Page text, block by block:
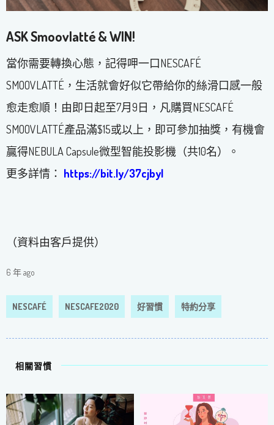
ASK Smoovlatté & WIN!
當你需要轉換心態，記得呷一口NESCAFÉ
SMOOVLATTÉ，生活就會好似它帶給你的絲滑口感一般
愈走愈順！由即日起至7月9日，凡購買NESCAFÉ
SMOOVLATTÉ產品滿$15或以上，即可參加抽獎，有機會
贏得NEBULA Capsule微型智能投影機（共10名）。
更多詳情： https://bit.ly/37cjbyI
（資料由客戶提供）
6 年 ago
NESCAFÉ NESCAFE2020 好習慣 特約分享
相關習慣